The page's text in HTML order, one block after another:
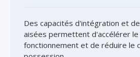
Des capacités d'intégration et
aisées permettent d'accélérer
fonctionnement et de réduire le